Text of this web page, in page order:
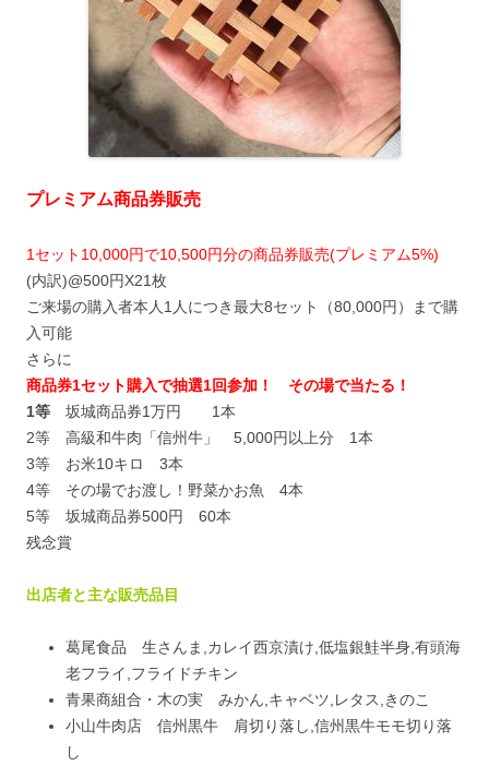
プレミアム商品券販売
1セット10,000円で10,500円分の商品券販売(プレミアム5%)
(内訳)@500円X21枚
ご来場の購入者本人1人につき最大8セット（80,000円）まで購
入可能
さらに
商品券1セット購入で抽選1回参加！ その場で当たる！
1等 坂城商品券1万円 1本
2等 高級和牛肉「信州牛」 5,000円以上分 1本
3等 お米10キロ 3本
4等 その場でお渡し！野菜かお魚 4本
5等 坂城商品券500円 60本
残念賞
出店者と主な販売品目
葛尾食品 生さんま,カレイ西京漬け,低塩銀鮭半身,有頭海
老フライ,フライドチキン
青果商組合・木の実 みかん,キャベツ,レタス,きのこ
小山牛肉店 信州黒牛 肩切り落し,信州黒牛モモ切り落
し